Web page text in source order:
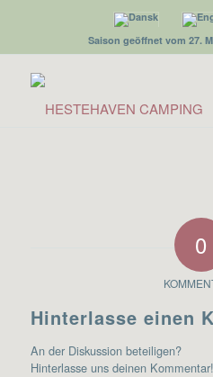
Saison geöffnet vom 27.
0
Hinterlasse einen
An der Diskussion beteiligen?
Hinterlasse uns deinen Kommentar!